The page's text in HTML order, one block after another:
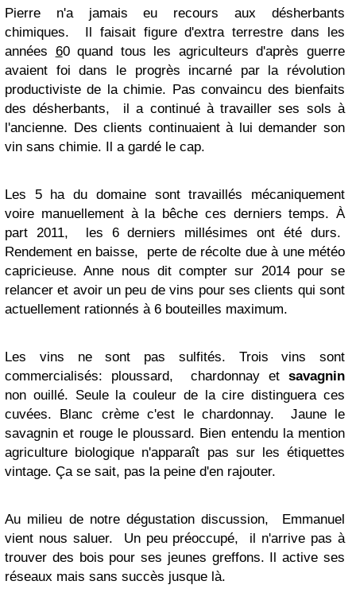
Pierre n'a jamais eu recours aux désherbants
chimiques. Il faisait figure d'extra terrestre dans les
années 60 quand tous les agriculteurs d'après guerre
avaient foi dans le progrès incarné par la révolution
productiviste de la chimie. Pas convaincu des bienfaits
des désherbants, il a continué à travailler ses sols à
l'ancienne. Des clients continuaient à lui demander son
vin sans chimie. Il a gardé le cap.
Les 5 ha du domaine sont travaillés mécaniquement
voire manuellement à la bêche ces derniers temps. À
part 2011, les 6 derniers millésimes ont été durs.
Rendement en baisse, perte de récolte due à une météo
capricieuse. Anne nous dit compter sur 2014 pour se
relancer et avoir un peu de vins pour ses clients qui sont
actuellement rationnés à 6 bouteilles maximum.
Les vins ne sont pas sulfités. Trois vins sont
commercialisés: ploussard, chardonnay et savagnin
non ouillé. Seule la couleur de la cire distinguera ces
cuvées. Blanc crème c'est le chardonnay. Jaune le
savagnin et rouge le ploussard. Bien entendu la mention
agriculture biologique n'apparaît pas sur les étiquettes
vintage. Ça se sait, pas la peine d'en rajouter.
Au milieu de notre dégustation discussion, Emmanuel
vient nous saluer. Un peu préoccupé, il n'arrive pas à
trouver des bois pour ses jeunes greffons. Il active ses
réseaux mais sans succès jusque là.